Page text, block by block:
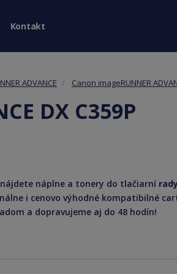
Kontakt
ADVANCE Canon imageRUNNER
DX C359P
náplne a tonery do tlačiarní
i cenovo výhodné kompatibilné
a dopravujeme aj do 48 hodín!